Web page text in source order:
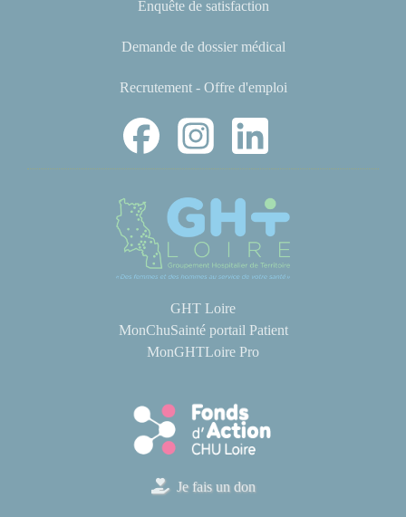
Enquête de satisfaction
Demande de dossier médical
Recrutement - Offre d'emploi
GHT Loire
MonChuSainté portail Patient
MonGHTLoire Pro
Je fais un don